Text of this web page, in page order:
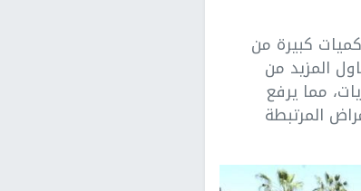
كبيرة من
المزيد من
مما يرفع
المرتبطة